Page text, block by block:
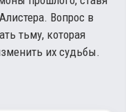
Вопрос в
тьму, которая
их судьбы.